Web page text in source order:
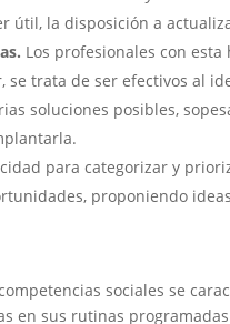
útil, la disposición a
Los profesionales con
se trata de ser efectivos al
soluciones posibles,
para categorizar y
proponiendo
sociales se
en sus rutinas